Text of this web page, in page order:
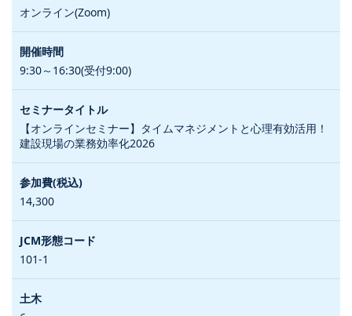
オンライン(Zoom)
9:30～16:30(受付9:00)
【オンラインセミナー】タイムマネジメントと心理有効活用！
建設現場の業務効率化2026
14,300
101-1